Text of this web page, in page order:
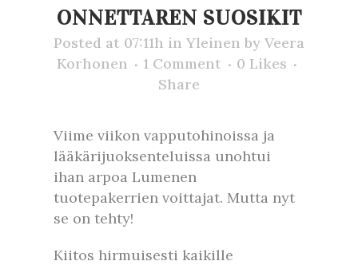
ONNETTAREN SUOSIKIT
Posted at 07:11h in Yleinen by Veera
Korhonen
1 Comment 0 Likes
Share
Viime viikon vapputohinoissa ja
lääkärijuoksenteluissa unohtui
ihan arpoa Lumenen
tuotepakerrien voittajat. Mutta nyt
se on tehty!
Kiitos hirmuisesti kaikille